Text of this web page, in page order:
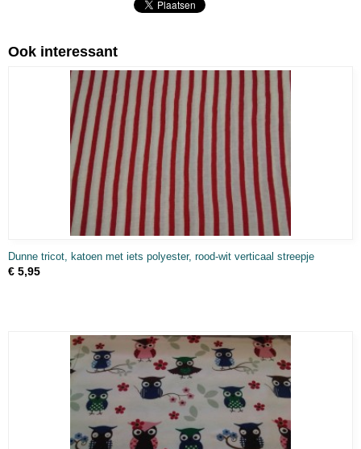
Ook interessant
Dunne tricot, katoen met iets polyester, rood-wit verticaal streepje
€ 5,95
FEESTSTOFFEN)